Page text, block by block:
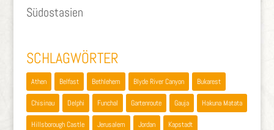
Südostasien
SCHLAGWÖRTER
Athen Belfast Bethlehem Blyde River Canyon Bukarest
Chisinau Delphi Funchal Gartenroute Gauja Hakuna Matata
Hillsborough Castle Jerusalem Jordan Kapstadt